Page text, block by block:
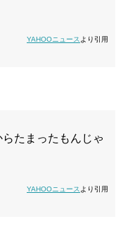
YAHOOニュース より引用
たまったもんじゃ
YAHOOニュース より引用